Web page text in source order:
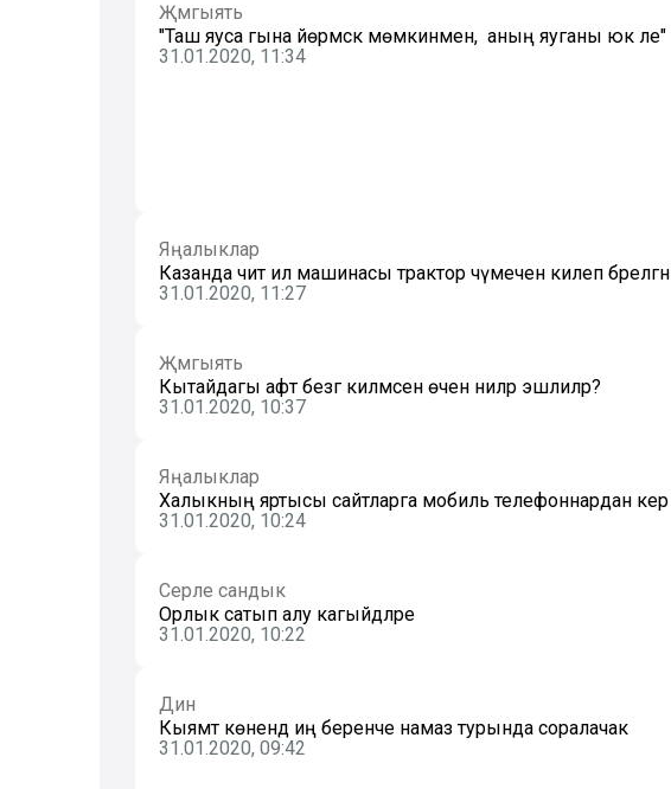
Җәмгыять
"Таш яуса гына йөрмәскә мөмкинмен, ә аның яуганы юк әле"
31.01.2020, 11:34
Яңалыклар
Казанда чит ил машинасы трактор чүмеченә килеп бәрелгән
31.01.2020, 11:27
Җәмгыять
Кытайдагы афәт безгә килмәсен өчен ниләр эшлиләр?
31.01.2020, 10:37
Яңалыклар
Халыкның яртысы сайтларга мобиль телефоннардан керә
31.01.2020, 10:24
Серле сандык
Орлык сатып алу кагыйдәләре
31.01.2020, 10:22
Дин
Кыямәт көнендә иң беренче намаз турында соралачак
31.01.2020, 09:42